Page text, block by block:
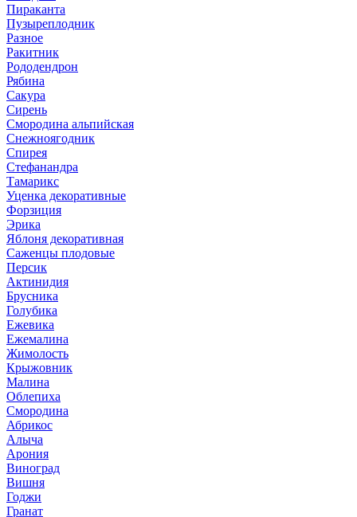
Пираканта
Пузыреплодник
Разное
Ракитник
Рододендрон
Рябина
Сакура
Сирень
Смородина альпийская
Снежноягодник
Спирея
Стефанандра
Тамарикс
Уценка декоративные
Форзиция
Эрика
Яблоня декоративная
Саженцы плодовые
Персик
Актинидия
Брусника
Голубика
Ежевика
Ежемалина
Жимолость
Крыжовник
Малина
Облепиха
Смородина
Абрикос
Алыча
Арония
Виноград
Вишня
Годжи
Гранат